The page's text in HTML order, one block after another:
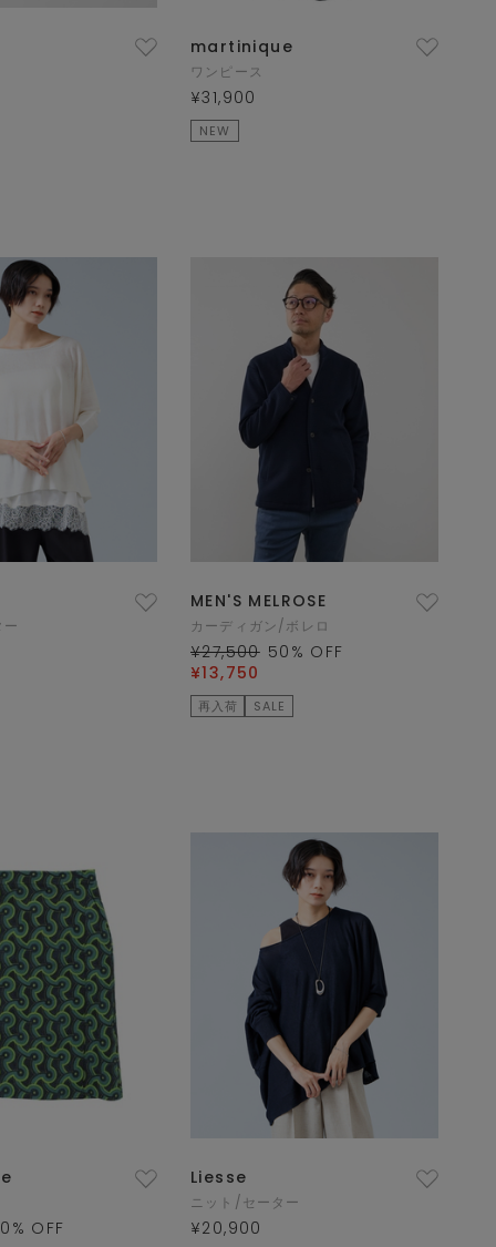
martinique
ワンピース
¥31,900
NEW
MEN'S MELROSE
カーディガン/ボレロ
¥27,500 50 % OFF
¥13,750
再入荷 SALE
% OFF
Liesse
ニット/セーター
¥20,900